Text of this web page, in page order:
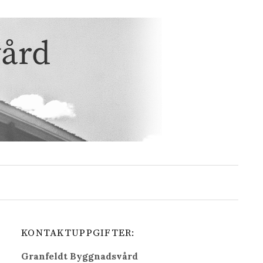
KONTAKTUPPGIFTER:
Granfeldt Byggnadsvård